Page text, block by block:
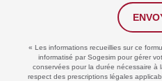
« Les informations recueillies sur ce
informatisé par Sogesim pour gérer
conservées pour la durée nécessaire à
respect des prescriptions légales